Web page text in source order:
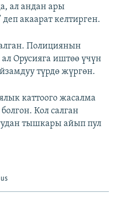
ал андан ары
акаарат келтирген.
Полициянын
Орусияга иштөө үчүн
түрдө жүргөн.
каттоого жасалма
Кол салган
тышкары айып пул